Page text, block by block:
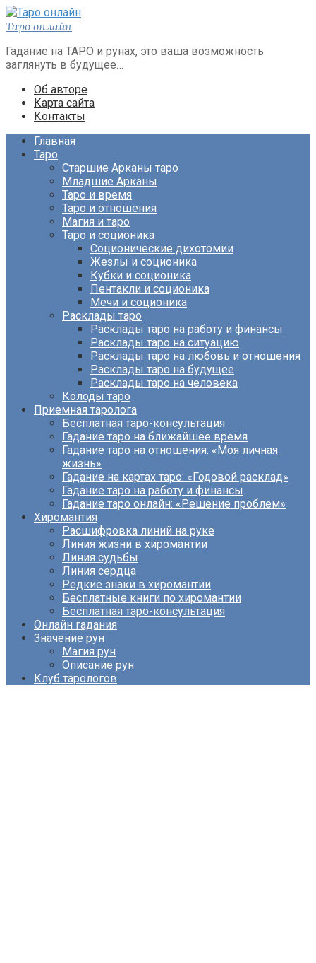
Перейти
к
Таро онлайн
Гадание на ТАРО и рунах, это ваша возможность
заглянуть в будущее…
Об авторе
Карта сайта
Контакты
Главная
Таро
Старшие Арканы таро
Младшие Арканы
Таро и время
Таро и отношения
Магия и таро
Таро и соционика
Соционические дихотомии
Жезлы и соционика
Кубки и соционика
Пентакли и соционика
Мечи и соционика
Расклады таро
Расклады таро на работу и финансы
Расклады таро на ситуацию
Расклады таро на любовь и отношения
Расклады таро на будущее
Расклады таро на человека
Колоды таро
Приемная таролога
Бесплатная таро-консультация
Гадание таро на ближайшее время
Гадание таро на отношения: «Моя личная
жизнь»
Гадание на картах таро: «Годовой расклад»
Гадание таро на работу и финансы
Гадание таро онлайн: «Решение проблем»
Хиромантия
Расшифровка линий на руке
Линия жизни в хиромантии
Линия судьбы
Линия сердца
Редкие знаки в хиромантии
Бесплатные книги по хиромантии
Бесплатная таро-консультация
Онлайн гадания
Значение рун
Магия рун
Описание рун
Клуб тарологов